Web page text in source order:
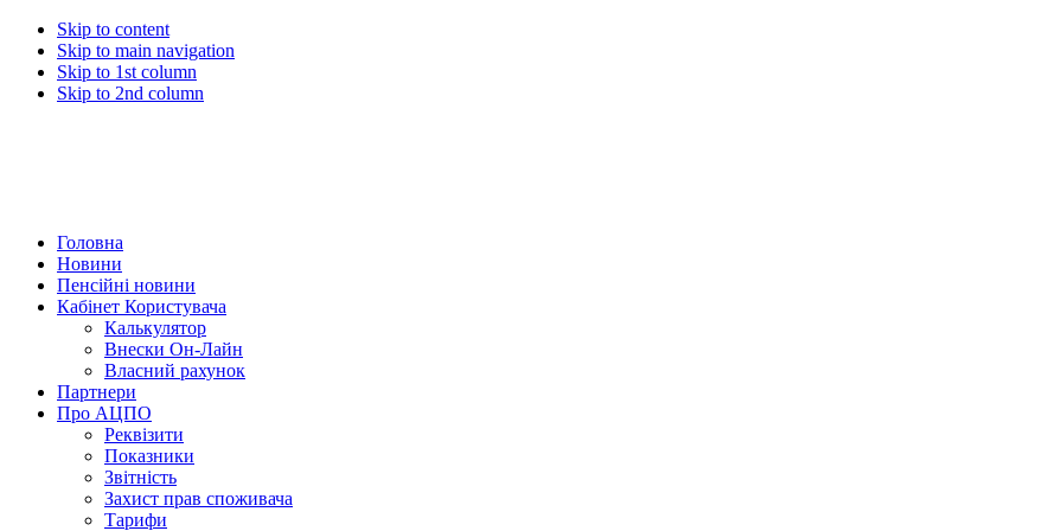
Skip to content
Skip to main navigation
Skip to 1st column
Skip to 2nd column
Головна
Новини
Пенсійні новини
Кабінет Користувача
Калькулятор
Внески Он-Лайн
Власний рахунок
Партнери
Про АЦПО
Реквізити
Показники
Звітність
Захист прав споживача
Тарифи